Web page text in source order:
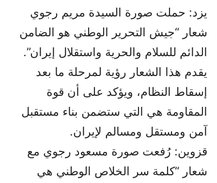
يزد: حملت صورة السيدة مريم رجوي
شعار “جيش التحرير الوطني هو الضامن
الدائم للسلام والحرية واستقلال إيران”.
يقدم هذا الشعار رؤية لمرحلة ما بعد
إسقاط النظام، ويؤكد على أن قوة
المقاومة هي التي ستضمن بناء مستقبل
آمن ومستقل ومسالم لإيران.
قزوين: رُفعت صورة مسعود رجوي مع
شعار “كلمة سر الخلاص الوطني هي